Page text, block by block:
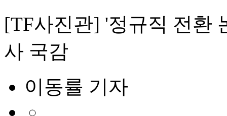
[TF사진관] '정규직 전환
사 국감
이동률 기자